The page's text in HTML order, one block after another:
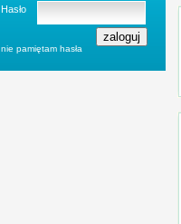
Hasło
nie pamiętam hasła